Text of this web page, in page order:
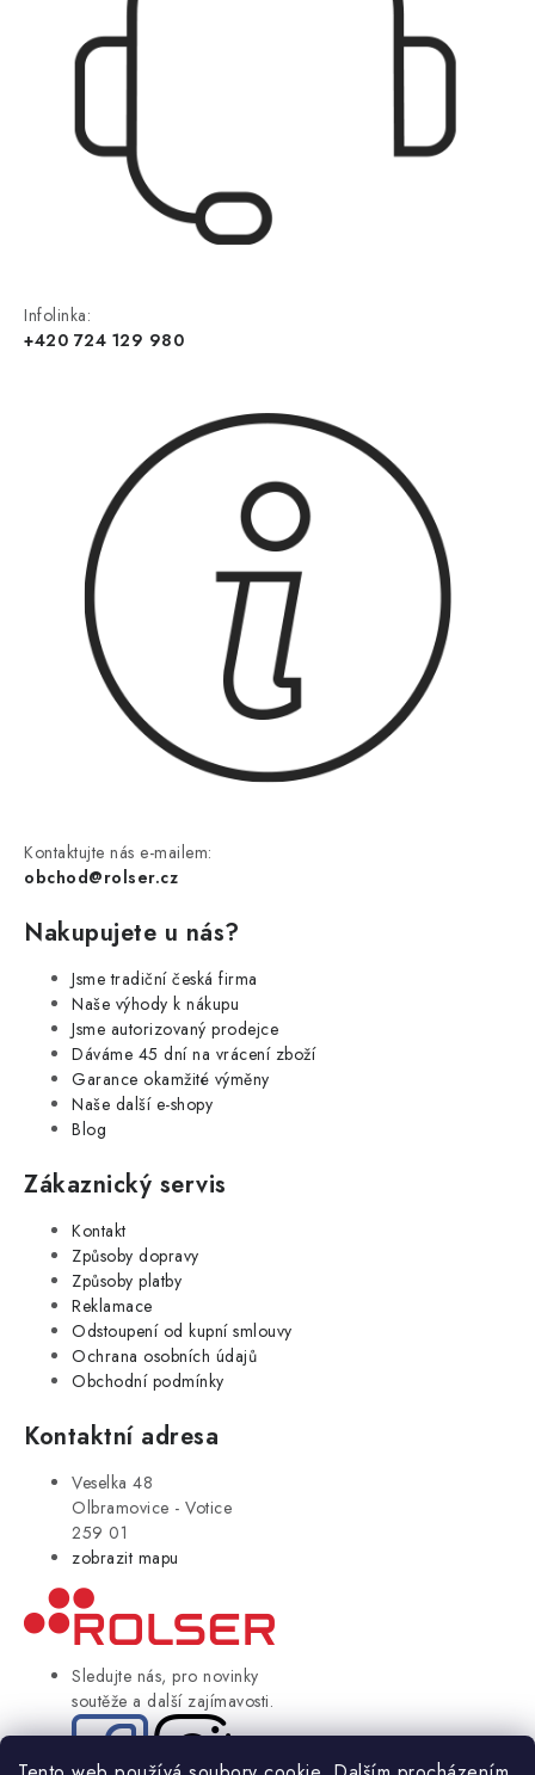
Infolinka:
+420 724 129 980
Kontaktujte nás e-mailem:
obchod@rolser.cz
Nakupujete u nás?
Jsme tradiční česká firma
Naše výhody k nákupu
Jsme autorizovaný prodejce
Dáváme 45 dní na vrácení zboží
Garance okamžité výměny
Naše další e-shopy
Blog
Zákaznický servis
Kontakt
Způsoby dopravy
Způsoby platby
Reklamace
Odstoupení od kupní smlouvy
Ochrana osobních údajů
Obchodní podmínky
Kontaktní adresa
Veselka 48
Olbramovice - Votice
259 01
zobrazit mapu
Sledujte nás, pro novinky
soutěže a další zajímavosti.